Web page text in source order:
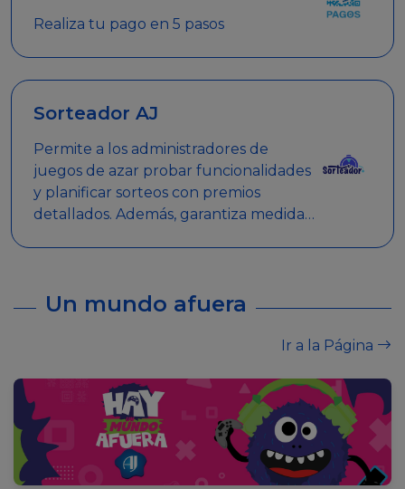
Realiza tu pago en 5 pasos
Sorteador AJ
Permite a los administradores de
juegos de azar probar funcionalidades
y planificar sorteos con premios
detallados. Además, garantiza medidas
Un mundo afuera
Ir a la Página